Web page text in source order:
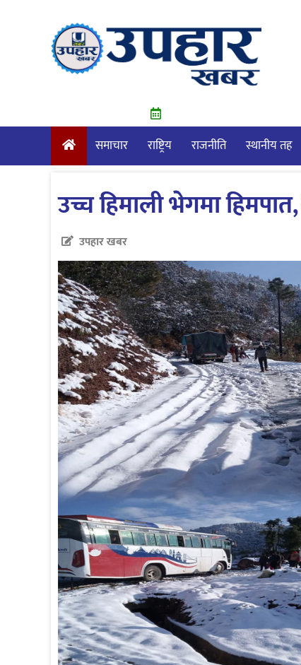
समाचार राष्ट्रिय राजनीति स्थानीय तह
उच्च हिमाली भेगमा
उपहार खबर